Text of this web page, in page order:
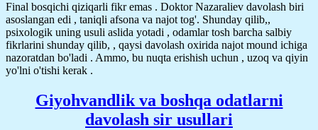
Final bosqichi qiziqarli fikr emas . Doktor Nazaraliev davolash biri
asoslangan edi , taniqli afsona va najot tog'. Shunday qilib,,
psixologik uning usuli aslida yotadi , odamlar tosh barcha salbiy
fikrlarini shunday qilib, , qaysi davolash oxirida najot mound ichiga
nazoratdan bo'ladi . Ammo, bu nuqta erishish uchun , uzoq va qiyin
yo'lni o'tishi kerak .
Giyohvandlik va boshqa odatlarni
davolash sir usullari